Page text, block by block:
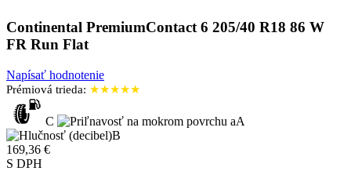
Continental PremiumContact 6 205/40 R18 86 W
FR Run Flat
Napísať hodnotenie
Prémiová trieda: ★★★★★
C
A
B
169,36 €
S DPH